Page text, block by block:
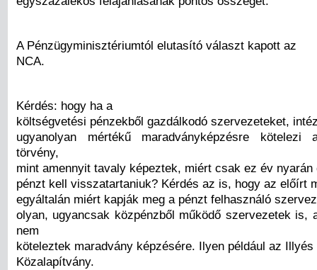
A Pénzügyminisztériumtól elutasító választ kapott az
NCA.
Kérdés: hogy ha a
költségvetési pénzekből gazdálkodó szervezeteket,
ugyanolyan mértékű maradványképzésre kötelezi
törvény,
mint amennyit tavaly képeztek, miért csak ez év nyarán
pénzt kell visszatartaniuk? Kérdés az is, hogy az előírt
egyáltalán miért kapják meg a pénzt felhasználó
olyan, ugyancsak közpénzből működő szervezetek is,
nem
köteleztek maradvány képzésére. Ilyen például az Illyés
Közalapítvány.